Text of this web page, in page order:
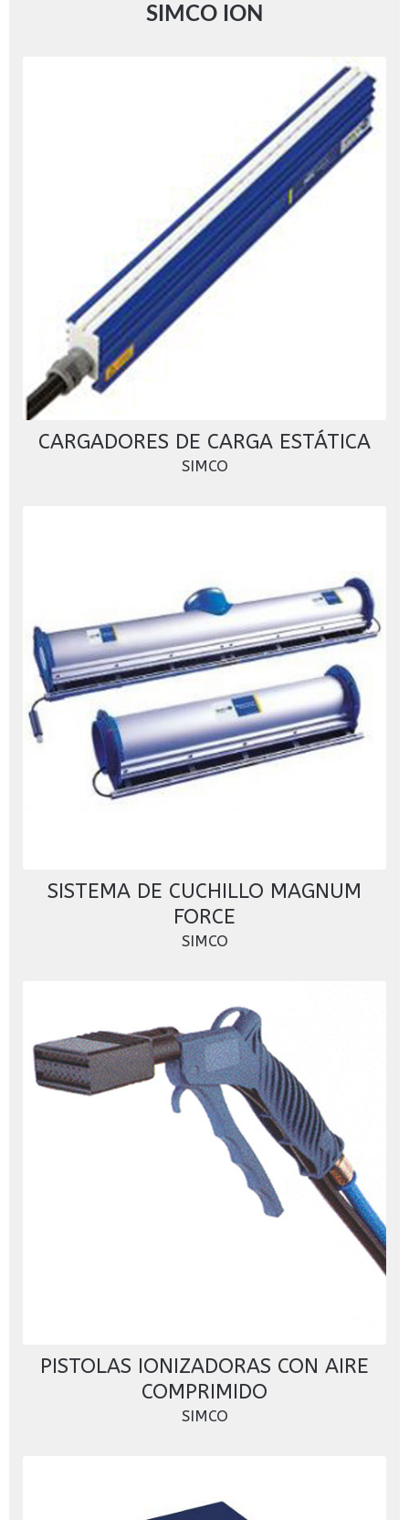
SIMCO ION
CARGADORES DE CARGA ESTÁTICA
SIMCO
SISTEMA DE CUCHILLO MAGNUM
FORCE
SIMCO
PISTOLAS IONIZADORAS CON AIRE
COMPRIMIDO
SIMCO